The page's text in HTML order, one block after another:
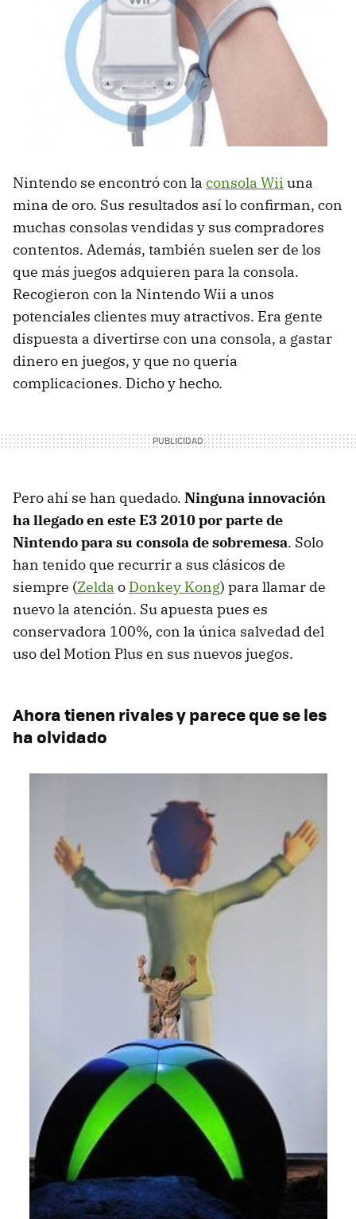
Nintendo se encontró con la consola Wii una
mina de oro. Sus resultados así lo confirman, con
muchas consolas vendidas y sus compradores
contentos. Además, también suelen ser de los
que más juegos adquieren para la consola.
Recogieron con la Nintendo Wii a unos
potenciales clientes muy atractivos. Era gente
dispuesta a divertirse con una consola, a gastar
dinero en juegos, y que no quería
complicaciones. Dicho y hecho.
Pero ahí se han quedado. Ninguna innovación
ha llegado en este E3 2010 por parte de
Nintendo para su consola de sobremesa. Solo
han tenido que recurrir a sus clásicos de
siempre (Zelda o Donkey Kong) para llamar de
nuevo la atención. Su apuesta pues es
conservadora 100%, con la única salvedad del
uso del Motion Plus en sus nuevos juegos.
Ahora tienen rivales y parece que se les
ha olvidado